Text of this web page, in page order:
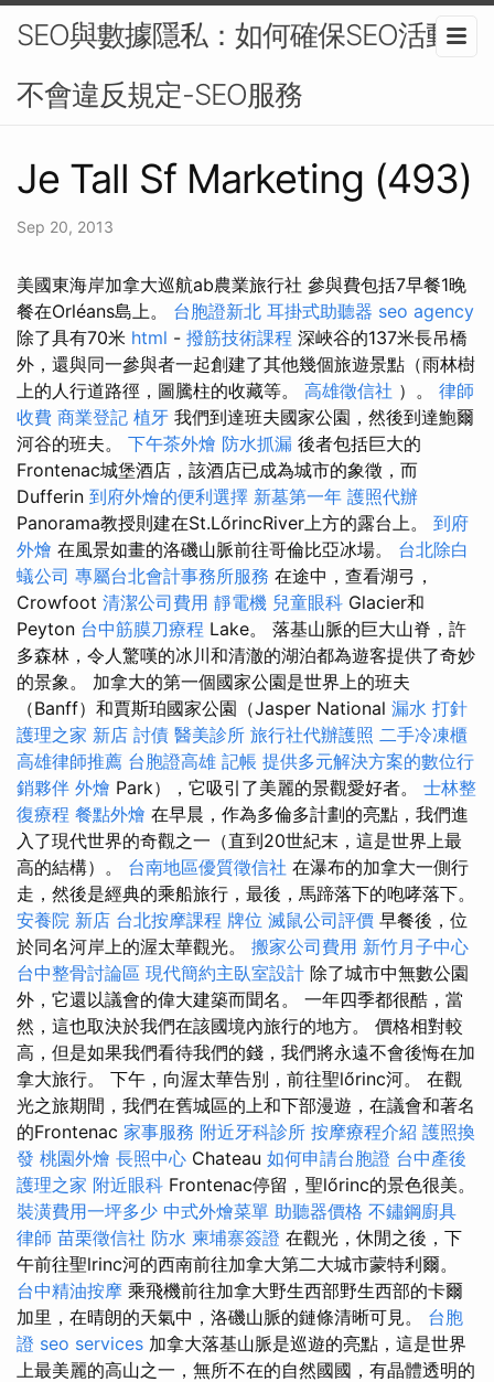
SEO與數據隱私：如何確保SEO活動
不會違反規定-SEO服務
Je Tall Sf Marketing (493)
Sep 20, 2013
美國東海岸加拿大巡航ab農業旅行社 參與費包括7早餐1晚
餐在Orléans島上。 台胞證新北 耳掛式助聽器 seo agency
除了具有70米 html - 撥筋技術課程 深峽谷的137米長吊橋
外，還與同一參與者一起創建了其他幾個旅遊景點（雨林樹
上的人行道路徑，圖騰柱的收藏等。 高雄徵信社 ）。 律師
收費 商業登記 植牙 我們到達班夫國家公園，然後到達鮑爾
河谷的班夫。 下午茶外燴 防水抓漏 後者包括巨大的
Frontenac城堡酒店，該酒店已成為城市的象徵，而
Dufferin 到府外燴的便利選擇 新墓第一年 護照代辦
Panorama教授則建在St.LőrincRiver上方的露台上。 到府
外燴 在風景如畫的洛磯山脈前往哥倫比亞冰場。 台北除白
蟻公司 專屬台北會計事務所服務 在途中，查看湖弓，
Crowfoot 清潔公司費用 靜電機 兒童眼科 Glacier和
Peyton 台中筋膜刀療程 Lake。 落基山脈的巨大山脊，許
多森林，令人驚嘆的冰川和清澈的湖泊都為遊客提供了奇妙
的景象。 加拿大的第一個國家公園是世界上的班夫
（Banff）和賈斯珀國家公園（Jasper National 漏水 打針
護理之家 新店 討債 醫美診所 旅行社代辦護照 二手冷凍櫃
高雄律師推薦 台胞證高雄 記帳 提供多元解決方案的數位行
銷夥伴 外燴 Park），它吸引了美麗的景觀愛好者。 士林整
復療程 餐點外燴 在早晨，作為多倫多計劃的亮點，我們進
入了現代世界的奇觀之一（直到20世紀末，這是世界上最
高的結構）。 台南地區優質徵信社 在瀑布的加拿大一側行
走，然後是經典的乘船旅行，最後，馬蹄落下的咆哮落下。
安養院 新店 台北按摩課程 牌位 滅鼠公司評價 早餐後，位
於同名河岸上的渥太華觀光。 搬家公司費用 新竹月子中心
台中整骨討論區 現代簡約主臥室設計 除了城市中無數公園
外，它還以議會的偉大建築而聞名。 一年四季都很酷，當
然，這也取決於我們在該國境內旅行的地方。 價格相對較
高，但是如果我們看待我們的錢，我們將永遠不會後悔在加
拿大旅行。 下午，向渥太華告別，前往聖lőrinc河。 在觀
光之旅期間，我們在舊城區的上和下部漫遊，在議會和著名
的Frontenac 家事服務 附近牙科診所 按摩療程介紹 護照換
發 桃園外燴 長照中心 Chateau 如何申請台胞證 台中產後
護理之家 附近眼科 Frontenac停留，聖lőrinc的景色很美。
裝潢費用一坪多少 中式外燴菜單 助聽器價格 不鏽鋼廚具
律師 苗栗徵信社 防水 柬埔寨簽證 在觀光，休閒之後，下
午前往聖lrinc河的西南前往加拿大第二大城市蒙特利爾。
台中精油按摩 乘飛機前往加拿大野生西部野生西部的卡爾
加里，在晴朗的天氣中，洛磯山脈的鏈條清晰可見。 台胞
證 seo services 加拿大落基山脈是巡遊的亮點，這是世界
上最美麗的高山之一，無所不在的自然國國，有晶體透明的